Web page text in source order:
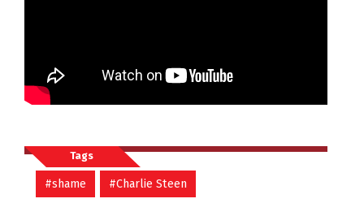
Tags
#shame #Charlie Steen